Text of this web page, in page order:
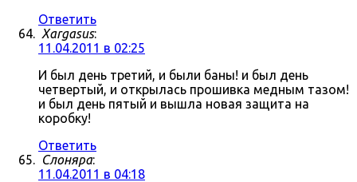
Ответить
Xargasus:
11.04.2011 в 02:25
И был день третий, и были баны! и был день
четвертый, и открылась прошивка медным тазом!
и был день пятый и вышла новая защита на
коробку!
Ответить
Слоняра:
11.04.2011 в 04:18